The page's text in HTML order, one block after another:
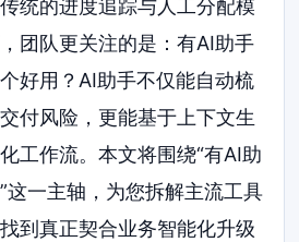
统的进度追踪与人工分配模
团队更关注的是：有AI助手
好用？AI助手不仅能自动梳
付风险，更能基于上下文生
工作流。本文将围绕“有AI助
这一主轴，为您拆解主流工具
到真正契合业务智能化升级